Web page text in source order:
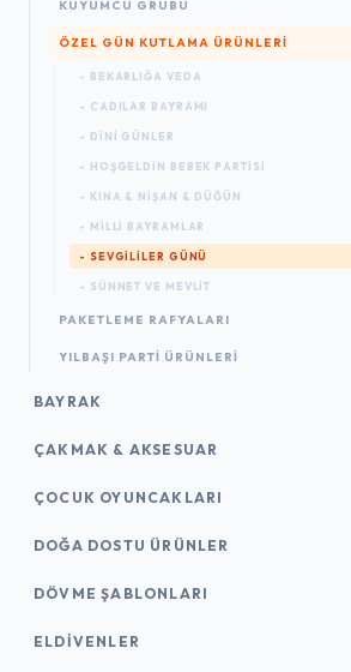
KUYUMCU GRUBU
ÖZEL GÜN KUTLAMA ÜRÜNLERI
- BEKARLIĞA VEDA
- CADILAR BAYRAMI
- DINI GÜNLER
- HOŞGELDIN BEBEK PARTISI
- KINA & NIŞAN & DÜĞÜN
- MILLI BAYRAMLAR
- SEVGILILER GÜNÜ
- SÜNNET VE MEVLIT
PAKETLEME RAFYALARI
YILBAŞI PARTI ÜRÜNLERI
BAYRAK
ÇAKMAK & AKSESUAR
ÇOCUK OYUNCAKLARI
DOĞA DOSTU ÜRÜNLER
DÖVME ŞABLONLARI
ELDIVENLER